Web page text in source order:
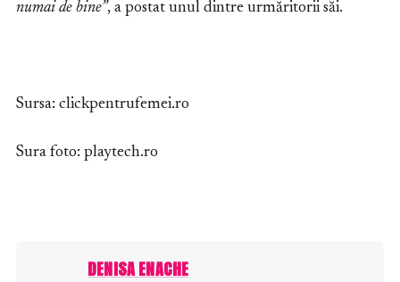
numai de bine”, a postat unul dintre urmăritorii săi.
Sursa: clickpentrufemei.ro
Sura foto: playtech.ro
DENISA ENACHE